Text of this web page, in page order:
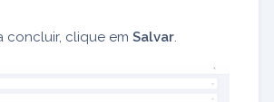
concluir, clique em Salvar